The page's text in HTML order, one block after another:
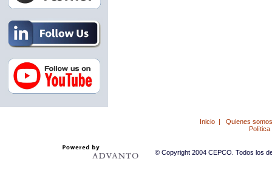
Inicio | Quienes somos
Política
© Copyright 2004 CEPCO. Todos los